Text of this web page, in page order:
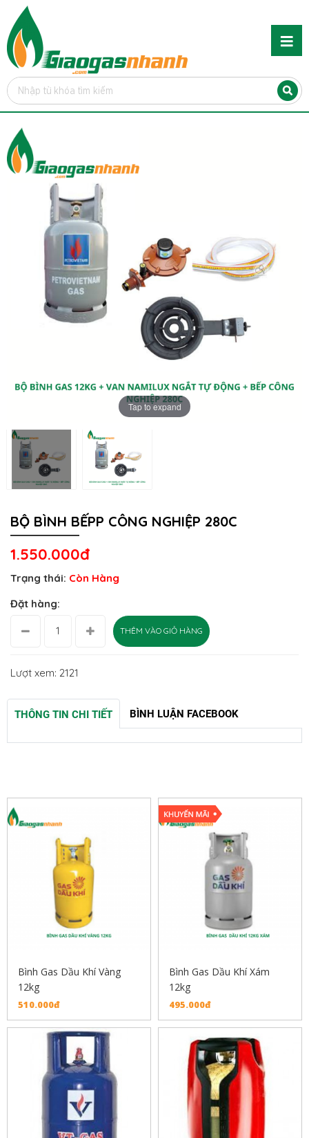
Tap to expand
BỘ BÌNH BẾPP CÔNG NGHIỆP 280C
1.550.000đ
Trạng thái: Còn Hàng
Đặt hàng:
THÊM VÀO GIỎ HÀNG
Lượt xem: 2121
THÔNG TIN CHI TIẾT BÌNH LUẬN FACEBOOK
Bình Gas Dầu Khí Vàng
12kg
510.000đ
Bình Gas Dầu Khí Xám
12kg
495.000đ